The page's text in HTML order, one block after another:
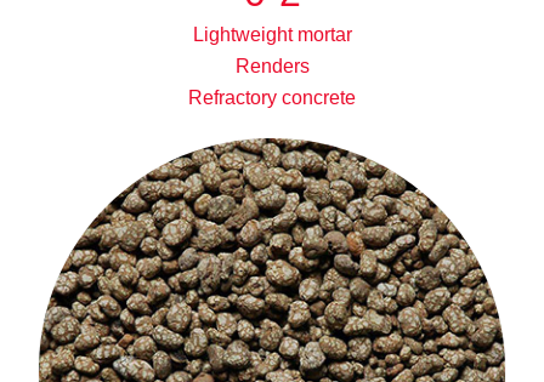
Lightweight mortar
Renders
Refractory concrete